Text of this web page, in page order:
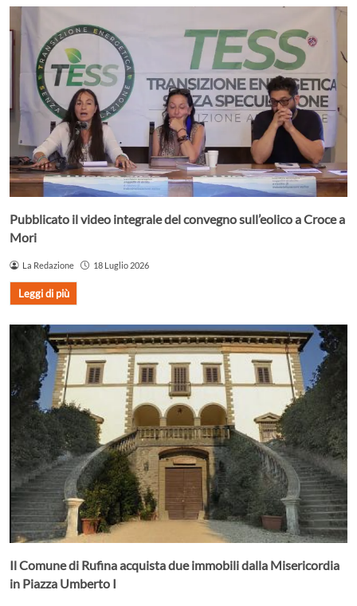
Pubblicato il video integrale del convegno sull’eolico a Croce a
Mori
La Redazione 18 Luglio 2026
Leggi di più
Il Comune di Rufina acquista due immobili dalla Misericordia
in Piazza Umberto I